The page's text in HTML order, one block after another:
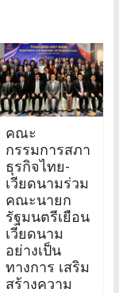
คณะ
กรรมการสภา
ธุรกิจไทย-
เวียดนามร่วม
คณะนายก
รัฐมนตรีเยือน
เวียดนาม
อย่างเป็น
ทางการ เสริม
สร้างความ